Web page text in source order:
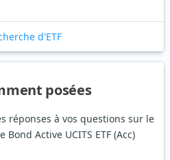
d'ETF
posées
réponses à vos questions sur le
Bond Active UCITS ETF (Acc)